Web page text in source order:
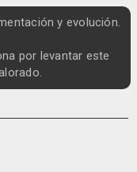
y evolución.
por levantar este